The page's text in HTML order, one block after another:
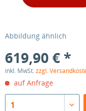
Abbildung ähnlich
619,90 € *
inkl. MwSt.zzgl.
auf Anfrage
1